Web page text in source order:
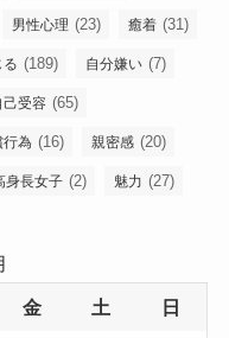
男性心理 (23) 癒着 (31)
る (189) 自分嫌い (7)
己受容 (65)
行為 (16) 親密感 (20)
身長女子 (2) 魅力 (27)
金 土 日